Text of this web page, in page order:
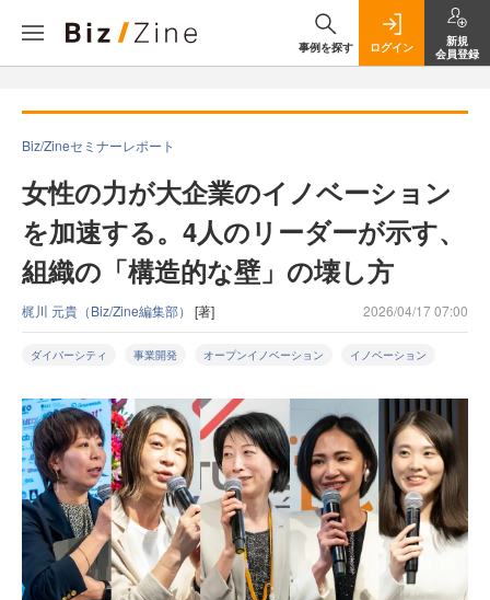
事例を探す ログイン
新規
会員登録
Biz/Zineセミナーレポート
女性の力が大企業のイノベーション
を加速する。4人のリーダーが示す、
組織の「構造的な壁」の壊し方
梶川 元貴（Biz/Zine編集部） [著] 2026/04/17 07:00
ダイバーシティ 事業開発 オープンイノベーション イノベーション